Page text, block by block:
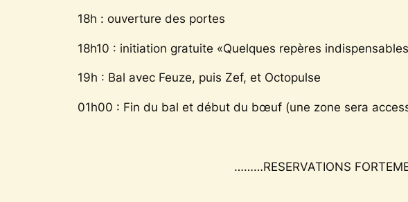
18h : ouverture des portes
18h10 : initiation gratuite «Quelques repères indispensables
19h : Bal avec Feuze, puis Zef, et Octopulse
01h00 : Fin du bal et début du bœuf (une zone sera
………RESERVATIONS